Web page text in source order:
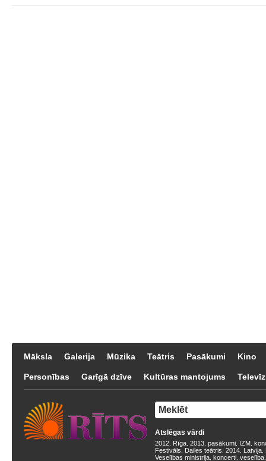
Māksla Galerija Mūzika Teātris Pasākumi Kino
Personības Garīgā dzīve Kultūras mantojums
Atslēgas vārdi
2012 Rīga 2013 pasākumi IZM
Festivāls
Dailes teātris 2014 Latvija
Veselības ministrija koncerti veselība